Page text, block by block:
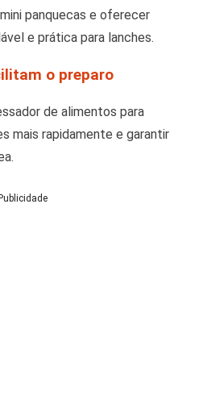
panquecas e oferecer
e prática para lanches.
o preparo
de alimentos para
mais rapidamente e garantir